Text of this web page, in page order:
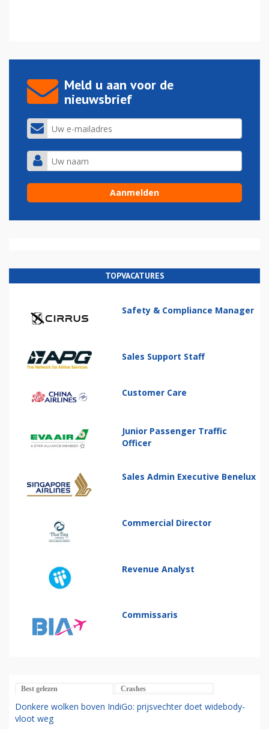
Meld u aan voor de
nieuwsbrief
TOPVACATURES
Safety & Compliance Manager
Sales Support Staff
Customer Care
Junior Passenger Traffic
Officer
Sales Admin Executive Benelux
Commercial Director
Revenue Analyst
Commissaris
Best gelezen Crashes
Donkere wolken boven IndiGo: prijsvechter doet widebody-
vloot weg